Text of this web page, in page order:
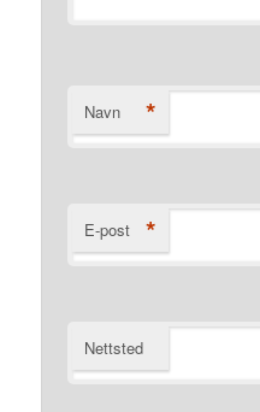
Navn *
E-post *
Nettsted